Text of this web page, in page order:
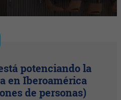
potenciando la
en Iberoamérica
de personas)